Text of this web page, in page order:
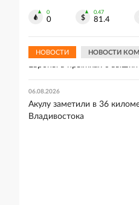
0
0
0.47
81.4
НОВОСТИ НОВОСТИ
FBS продавцов
Руслан Терновой стал
Европы в прыжках с вышки
06.08.2026
Акулу заметили в 36
Владивостока